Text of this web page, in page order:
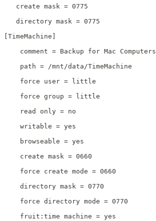
   create mask = 0775
   directory mask = 0775
[TimeMachine]
    comment = Backup for Mac Computers
    path = /mnt/data/TimeMachine
    force user = little
    force group = little
    read only = no
    writable = yes
    browseable = yes
    create mask = 0660
    force create mode = 0660
    directory mask = 0770
    force directory mode = 0770
    fruit:time machine = yes